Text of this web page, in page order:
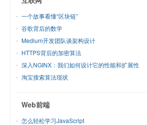
一个故事看懂“区块链”
谷歌背后的数学
Medium开发团队谈架构设计
HTTPS背后的加密算法
深入NGINX：我们如何设计它的性能和扩展性
淘宝搜索算法现状
Web前端
怎么轻松学习JavaScript